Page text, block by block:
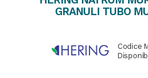
GRANULI TUBO
Codice